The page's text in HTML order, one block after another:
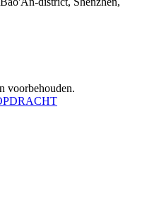
voorbehouden.